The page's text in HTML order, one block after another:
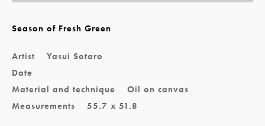
Season of Fresh Green
Artist
Yasui Sotaro
Date
Material and technique
Oil on canvas
Measurements
55.7 x 51.8